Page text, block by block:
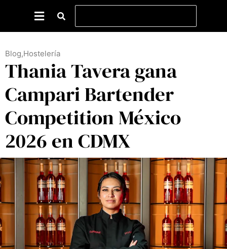
Blog,Hostelería
Thania Tavera gana
Campari Bartender
Competition México
2026 en CDMX